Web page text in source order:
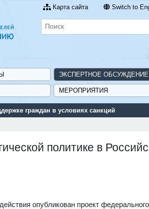
Карта сайта Switch to
ЭКСПЕРТНОЕ ОБСУЖДЕНИЕ
МЕРОПРИЯТИЯ
граждан в условиях санкций
политике в
опубликован проект